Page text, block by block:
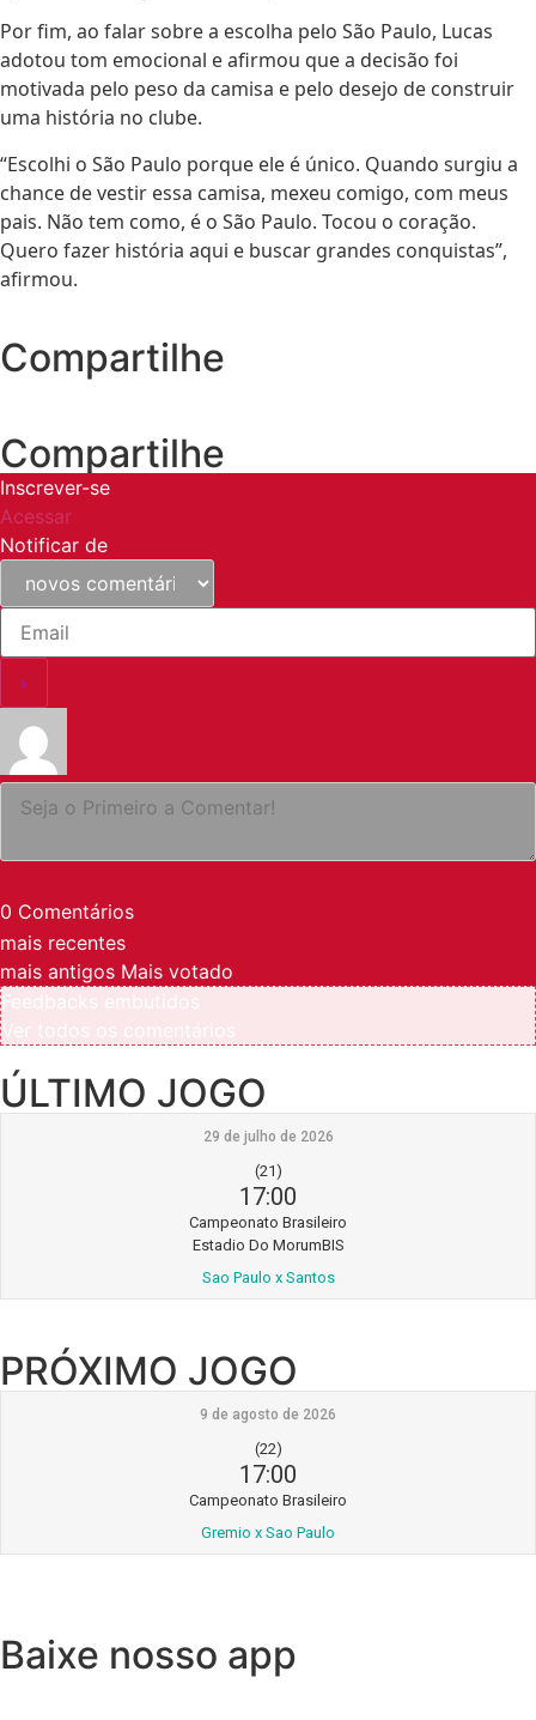
Por fim, ao falar sobre a escolha pelo São Paulo, Lucas
adotou tom emocional e afirmou que a decisão foi
motivada pelo peso da camisa e pelo desejo de construir
uma história no clube.
“Escolhi o São Paulo porque ele é único. Quando surgiu a
chance de vestir essa camisa, mexeu comigo, com meus
pais. Não tem como, é o São Paulo. Tocou o coração.
Quero fazer história aqui e buscar grandes conquistas”,
afirmou.
Compartilhe
Compartilhe
Inscrever-se
Acessar
Notificar de
0 Comentários
mais recentes
mais antigos Mais votado
ÚLTIMO JOGO
29 de julho de 2026
(21)
17:00
Campeonato Brasileiro
Estadio Do MorumBIS
Sao Paulo x Santos
PRÓXIMO JOGO
9 de agosto de 2026
(22)
17:00
Campeonato Brasileiro
Gremio x Sao Paulo
Baixe nosso app